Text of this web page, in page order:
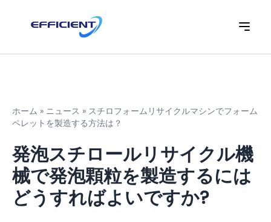
ホーム » ニュース » スチロフォームリサイクルマシンでフォーム
ペレットを製造する方法は？
発泡スチロールリサイクル機
械で発泡顆粒を製造するには
どうすればよいですか?